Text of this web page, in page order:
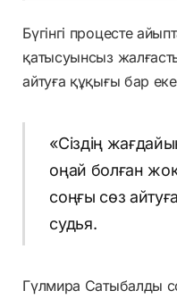
Бүгінгі процесте
қатысуынсыз
айтуға құқығы бар
«Сіздің
оңай болған
соңғы сөз
судья.
Гүлмира Сатыбалды